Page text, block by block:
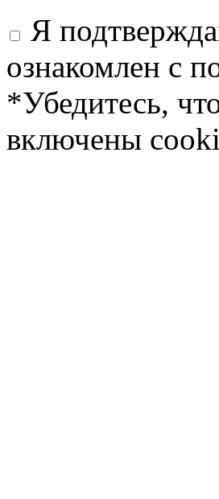
Я
ознакомлен с
*Убедитесь,
включены